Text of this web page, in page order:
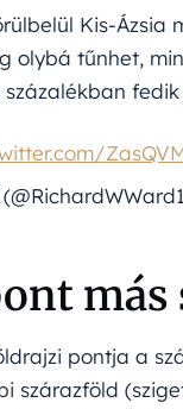
Kis-
olybá tűnhet,
pontja a
szárazföld